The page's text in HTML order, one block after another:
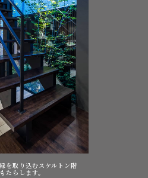
を取り込むスケルトン階
たらします。